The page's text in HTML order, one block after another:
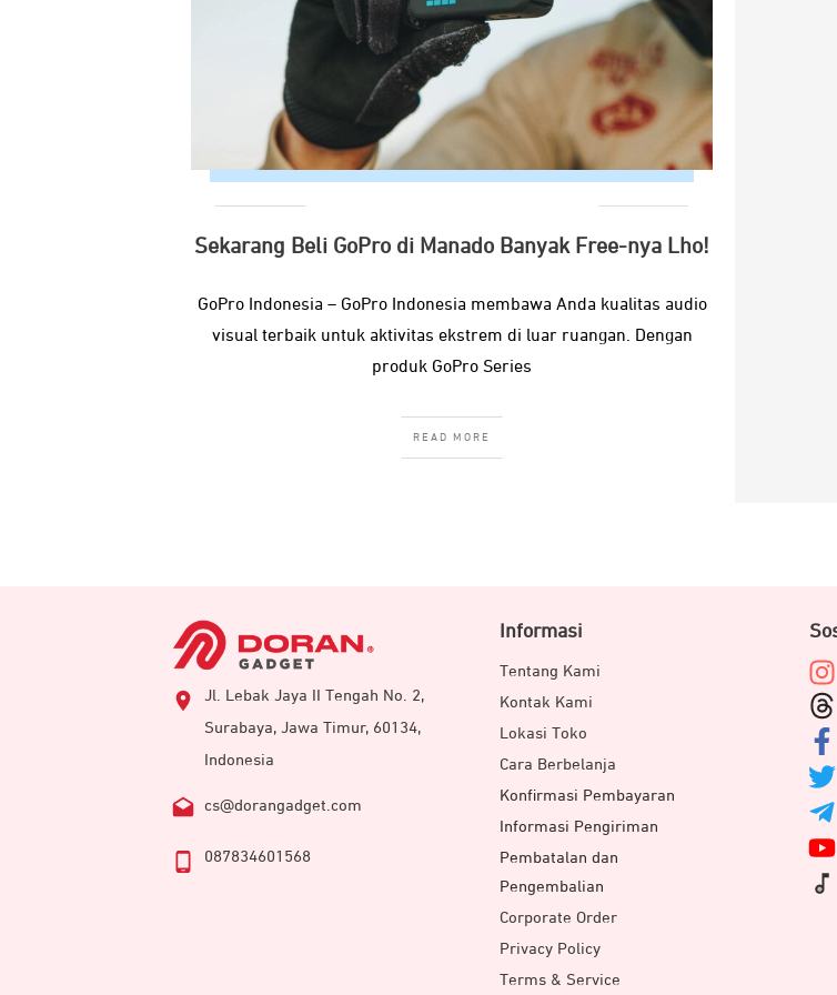
Sekarang Beli GoPro di Manado Banyak Free-nya Lho!
GoPro Indonesia – GoPro Indonesia membawa Anda kualitas audio
visual terbaik untuk aktivitas ekstrem di luar ruangan. Dengan
produk GoPro Series
READ MORE
Jl. Lebak Jaya II Tengah No. 2,
Surabaya, Jawa Timur, 60134,
Indonesia
cs@dorangadget.com
087834601568
Informasi
Tentang Kami
Kontak Kami
Lokasi Toko
Cara Berbelanja
Konfirmasi Pembayaran
Informasi Pengiriman
Pembatalan dan
Pengembalian
Corporate Order
Privacy Policy
Terms & Service